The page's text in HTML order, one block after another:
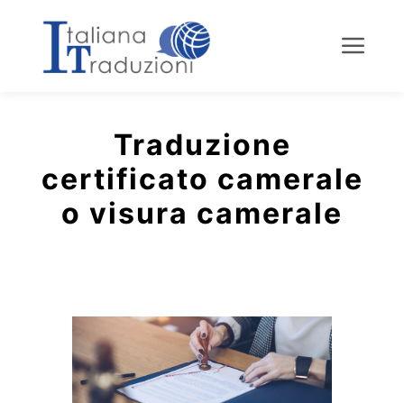
Traduzione
certificato camerale
o visura camerale